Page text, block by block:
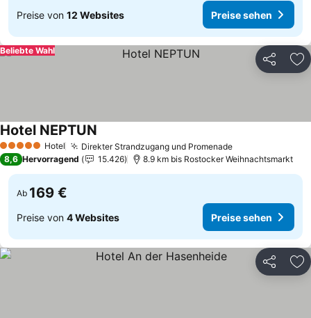
Preise von 12 Websites Preise sehen
Teilen
Beliebte Wahl
5 Sterne Hotel Direkter Strandzugang und PromenadePreise sehen
Hotel NEPTUN
8,6 Hervorragend 15.426 8.9 km bis Rostocker Weihnachtsmarkt
Ab 169 €
Preise von 4 Websites Preise sehen
Teilen